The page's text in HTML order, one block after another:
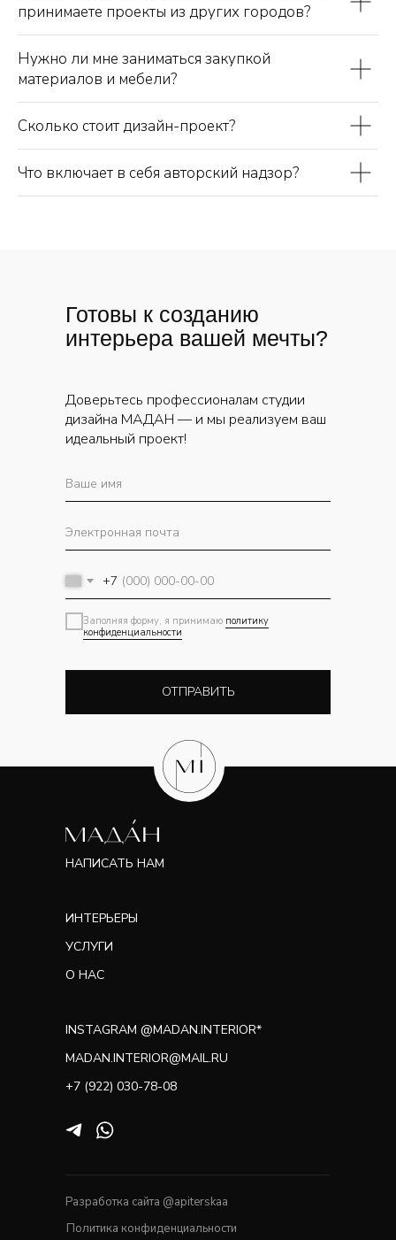
принимаете проекты из других городов?
Нужно ли мне заниматься закупкой
материалов и мебели?
Сколько стоит дизайн-проект?
Что включает в себя авторский надзор?
Доверьтесь профессионалам студии
дизайна МАДАН — и мы реализуем ваш
идеальный проект!
Готовы к созданию
интерьера вашей мечты?
+7
Заполняя форму, я принимаю политику
конфиденциальности
ОТПРАВИТЬ
MADAN.INTERIOR@MAIL.RU
+7 (922) 030-78-08
INSTAGRAM @MADAN.INTERIOR*
НАПИСАТЬ НАМ
ИНТЕРЬЕРЫ
УСЛУГИ
О НАС
Политика конфиденциальности
Разработка сайта @apiterskaa